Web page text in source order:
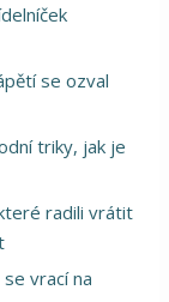
se ozval
triky, jak je
radili vrátit
vrací na